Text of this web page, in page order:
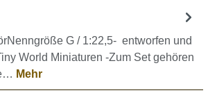
G / 1:22,5- entworfen und
World Miniaturen -Zum Set gehören
Mehr